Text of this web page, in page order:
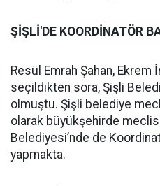
ŞİŞLİ'DE KOORDİNATÖR
Resül Emrah Şahan, Ekrem
seçildikten sora, Şişli
olmuştu. Şişli belediye
olarak büyükşehirde
Belediyesi’nde de
yapmakta.